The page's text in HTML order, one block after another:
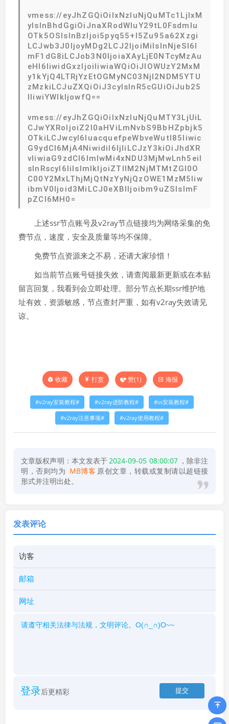
vmess://eyJhZGQiOiIxNzIuNjQuMTc1LjIxM
yIsInBhdGgiOiJnaXRodWIuY29tL0Fsdmlu
OTk5OSIsInBzIjoi5pyq55+l5Zu95a62Xzgi
LCJwb3J0IjoyMDg2LCJ2IjoiMiIsInNjeSI6I
mF1dG8iLCJob3N0IjoiaXAyLjE0NTcyMzAu
eHl6IiwidGxzIjoiIiwiaWQiOiJlOWUzY2MxM
y1kYjQ4LTRjYzEtOGMyNC03NjI2NDM5YTU
zMzkiLCJuZXQiOiJ3cyIsInR5cGUiOiJub25
lIiwiYWlkIjowfQ==
vmess://eyJhZGQiOiIxNzIuNjQuMTY3LjUiL
CJwYXRoIjoiZ2l0aHViLmNvbS9BbHZpbjk5
OTkiLCJwcyI6IuacquefpeWbveWutl85Iiwic
G9ydCI6MjA4NiwidiI6IjIiLCJzY3kiOiJhdXR
vIiwiaG9zdCI6ImlwMi4xNDU3MjMwLnh5eiI
sInRscyI6IiIsImlkIjoiZTllM2NjMTMtZGI0O
C00Y2MxLThjMjQtNzYyNjQzOWE1MzM5Iiw
ibmV0Ijoid3MiLCJ0eXBlIjoibm9uZSIsImF
pZCI6MH0=
上述ssr节点账号及v2ray节点链接均为网络采集的免
费节点，速度，安全及质量等均不保障。
免费节点资源来之不易，还请大家珍惜！
如当前节点账号链接失效，请查阅最新更新或在本贴
留言回复，我看到会立即处理。部分节点长期ssr维护地
址有效，资源敏感，节点查封严重，如有v2ray失效请见
谅。
收藏 打赏 赞(1) 海报
v2ray安装教程 v2ray进阶教程 ss安装教程
v2ray注意事项 v2ray使用教程
文章版权声明：本文发表于2024-09-05 08:00:07 ，除非注
明，否则均为 MB博客 原创文章，转载或复制请以超链接
形式并注明出处。
发表评论
登录后更精彩